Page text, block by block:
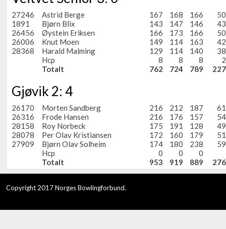
27246 Astrid Berge 167 168 166
1891
Bjørn Blix 143 147 146
26456
Øystein Eriksen 166 173 166
26006
Knut Moen 149 114 163
28368
Harald Malming 129 114 140
Hcp
8 8 8
Totalt
762 724 789
Gjøvik 2: 4
26170 Morten Sandberg 216 212 187
26316
Frode Hansen 216 176 157
28158
Roy Norbeck 175 191 128
28078
Per Olav Kristiansen 172 160 179
27909
Bjørn Olav Solheim 174 180 238
Hcp
0 0
0
Totalt
953 919 889
Copyright 2017 Norges Bowlingforbund.